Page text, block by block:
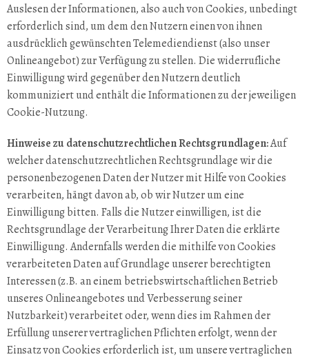
Auslesen der Informationen, also auch von Cookies, unbedingt
erforderlich sind, um dem den Nutzern einen von ihnen
ausdrücklich gewünschten Telemediendienst (also unser
Onlineangebot) zur Verfügung zu stellen. Die widerrufliche
Einwilligung wird gegenüber den Nutzern deutlich
kommuniziert und enthält die Informationen zu der jeweiligen
Cookie-Nutzung.
Hinweise zu datenschutzrechtlichen Rechtsgrundlagen:Auf
welcher datenschutzrechtlichen Rechtsgrundlage wir die
personenbezogenen Daten der Nutzer mit Hilfe von Cookies
verarbeiten, hängt davon ab, ob wir Nutzer um eine
Einwilligung bitten. Falls die Nutzer einwilligen, ist die
Rechtsgrundlage der Verarbeitung Ihrer Daten die erklärte
Einwilligung. Andernfalls werden die mithilfe von Cookies
verarbeiteten Daten auf Grundlage unserer berechtigten
Interessen (z.B. an einem betriebswirtschaftlichen Betrieb
unseres Onlineangebotes und Verbesserung seiner
Nutzbarkeit) verarbeitet oder, wenn dies im Rahmen der
Erfüllung unserer vertraglichen Pflichten erfolgt, wenn der
Einsatz von Cookies erforderlich ist, um unsere vertraglichen